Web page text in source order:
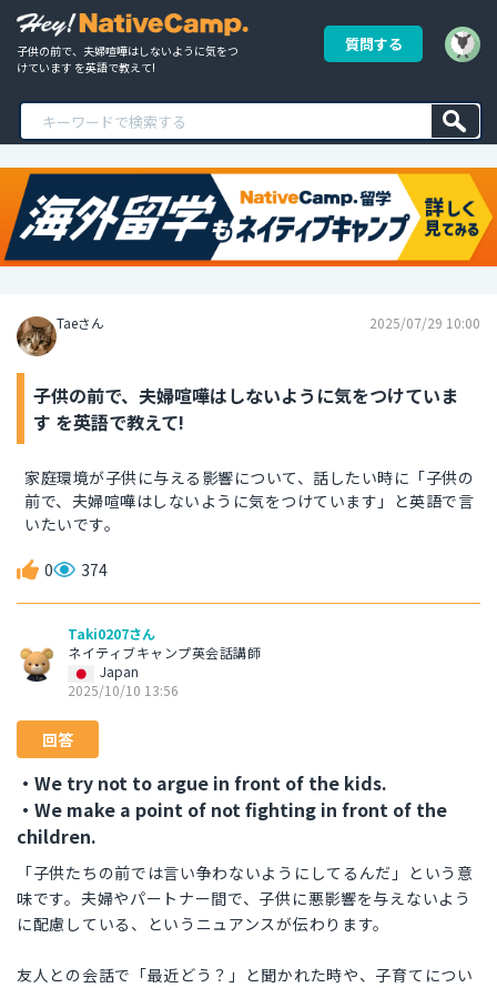
子供の前で、夫婦喧嘩はしないように気をつ
けています を英語で教えて!
質問する
Taeさん 2025/07/29 10:00
子供の前で、夫婦喧嘩はしないように気をつけていま
す を英語で教えて!
家庭環境が子供に与える影響について、話したい時に「子供の
前で、夫婦喧嘩はしないように気をつけています」と英語で言
いたいです。
0 374
Taki0207さん
ネイティブキャンプ英会話講師
Japan
2025/10/10 13:56
回答
・We try not to argue in front of the kids.
・We make a point of not fighting in front of the
children.
「子供たちの前では言い争わないようにしてるんだ」という意
味です。夫婦やパートナー間で、子供に悪影響を与えないよう
に配慮している、というニュアンスが伝わります。
友人との会話で「最近どう？」と聞かれた時や、子育てについ